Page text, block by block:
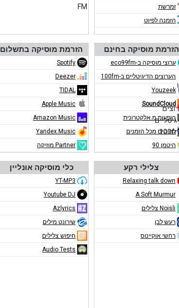
זמרשת
הזמנה לפיוט
הזרמת מוסיקה בחינם
ערוצי מוסיקה ב-eco99fm
הערוצים הדיגיטליים ב-100fm
Youzeek
SoundCloud
הופעות מ.אלקטרונית
להיטים מכל הזמנים
היטמן 90
הזרמת מוסיקה בתשלום
Spotify
Deezer
TIDAL
Apple Music
Amazon Music
Yandex.Music
Partner מוזיקה
צלילי רקע
Relaxing talk down
A Soft Murmur
Noisli צלילים
רעש לבן
רחשי אוקיינוס
כלי מוסיקה אונליין
YT-MP3
Youtube DJ
Azlyrics
שירונט מילים
חיפוש צלילים
Audio Tests